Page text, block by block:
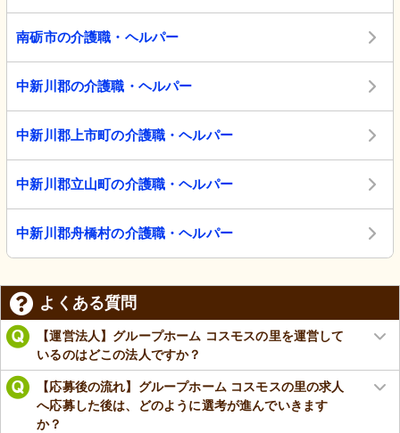
南砺市の介護職・ヘルパー
中新川郡の介護職・ヘルパー
中新川郡上市町の介護職・ヘルパー
中新川郡立山町の介護職・ヘルパー
中新川郡舟橋村の介護職・ヘルパー
よくある質問
【運営法人】グループホーム コスモスの里を運営して
いるのはどこの法人ですか？
【応募後の流れ】グループホーム コスモスの里の求人
へ応募した後は、どのように選考が進んでいきます
か？